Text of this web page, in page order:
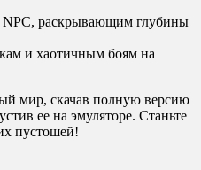
раскрывающим глубины
и хаотичным боям на
мир, скачав полную версию
ее на эмуляторе. Станьте
пустошей!